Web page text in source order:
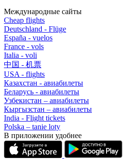
Международные сайты
Cheap flights
Deutschland - Flüge
España - vuelos
France - vols
Italia - voli
中国 - 机票
USA - flights
Казахстан - авиабилеты
Беларусь - авиабилеты
Узбекистан – авиабилеты
Кыргызстан – авиабилеты
India - Flight tickets
Polska – tanie loty
В приложении удобнее